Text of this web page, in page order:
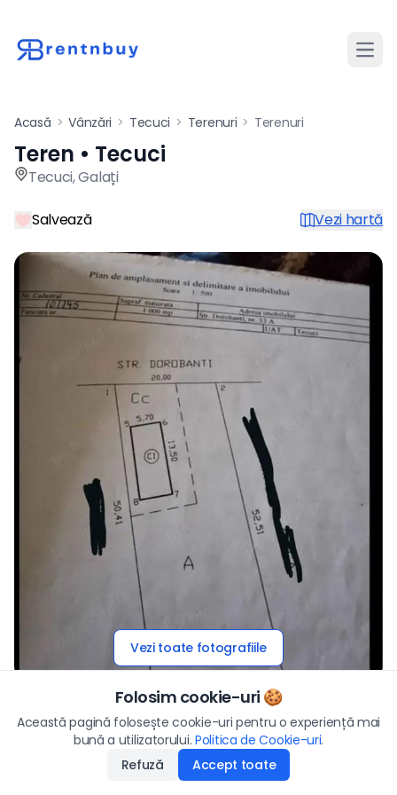
Acasă > Vânzări > Tecuci > Terenuri > Terenuri
Teren de vânzare în Tecuci
Teren • Tecuci
Tecuci,Galați
Salvează Vezi hartă
Vezi toate fotografiile
Descriere
TEREN INTRAVILAN DE VÂNZARE – 1.000+ MP – TECUCI,
Preț
23.900€
26.06.2026
Aplică
Folosim cookie-uri 🍪
Această pagină folosește cookie-uri pentru o experiență mai
bună a utilizatorului. Politica de Cookie-uri.
Refuză
Accept toate